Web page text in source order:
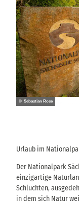
© Sebastian Rose
Urlaub im
Der Nationalpark
einzigartige
Schluchten,
in dem sich Natur